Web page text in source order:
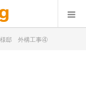
邸 外構工事④